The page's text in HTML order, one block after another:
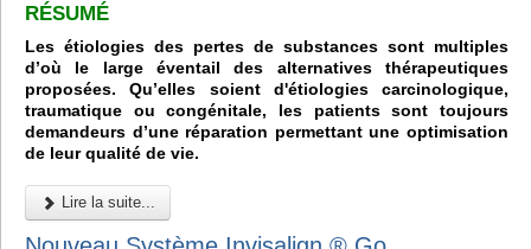
RÉSUMÉ
Les étiologies des pertes de substances sont multiples
d’où le large éventail des alternatives thérapeutiques
proposées. Qu’elles soient d'étiologies carcinologique,
traumatique ou congénitale, les patients sont toujours
demandeurs d’une réparation permettant une optimisation
de leur qualité de vie.
Lire la suite...